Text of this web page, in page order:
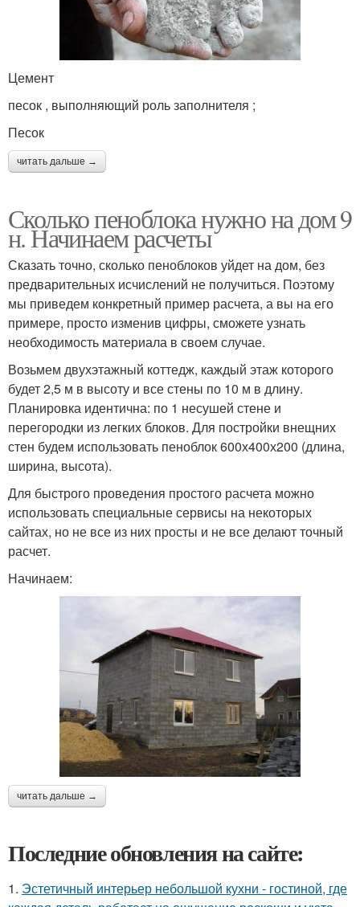
Цемент
песок , выполняющий роль заполнителя ;
Песок
читать дальше →
Сколько пеноблока нужно на дом 9
н. Начинаем расчеты
Сказать точно, сколько пеноблоков уйдет на дом, без
предварительных исчислений не получиться. Поэтому
мы приведем конкретный пример расчета, а вы на его
примере, просто изменив цифры, сможете узнать
необходимость материала в своем случае.
Возьмем двухэтажный коттедж, каждый этаж которого
будет 2,5 м в высоту и все стены по 10 м в длину.
Планировка идентична: по 1 несушей стене и
перегородки из легких блоков. Для постройки внещних
стен будем использовать пеноблок 600х400х200 (длина,
ширина, высота).
Для быстрого проведения простого расчета можно
использовать специальные сервисы на некоторых
сайтах, но не все из них просты и не все делают точный
расчет.
Начинаем:
читать дальше →
Последние обновления на сайте:
1. Эстетичный интерьер небольшой кухни - гостиной, где